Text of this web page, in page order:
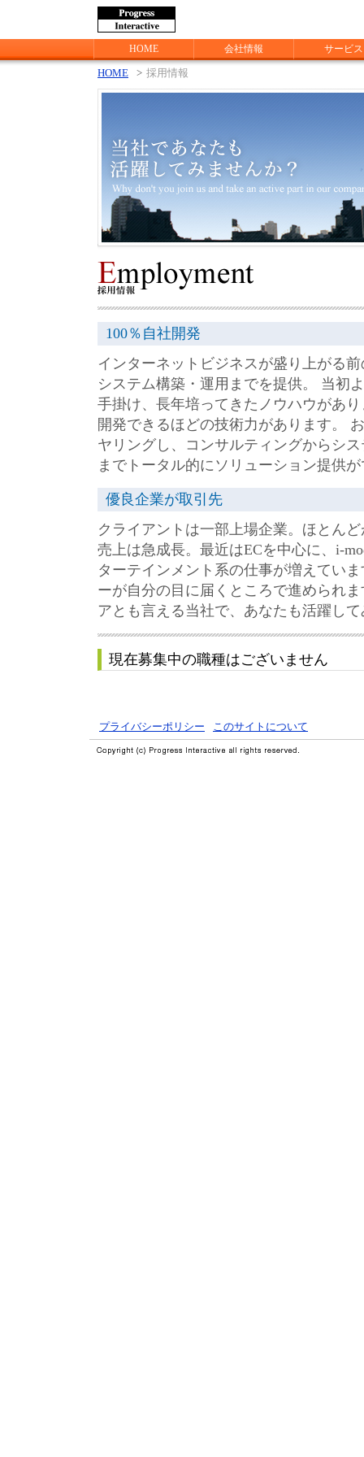
HOME 会社情報 サービス
HOME > 採用情報
100％自社開発
インターネットビジネスが盛り上がる
システム構築・運用までを提供。 当初
手掛け、長年培ってきたノウハウがあ
開発できるほどの技術力があります。
ヤリングし、コンサルティングからシ
までトータル的にソリューション提供
優良企業が取引先
クライアントは一部上場企業。ほとん
売上は急成長。最近はECを中心に、i-
ターテインメント系の仕事が増えてい
ーが自分の目に届くところで進められ
アとも言える当社で、あなたも活躍し
現在募集中の職種はございません
プライバシーポリシー このサイトについて